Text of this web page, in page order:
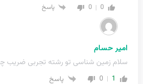
0
0 پاسخ
امیر حسام
سلام زمین شناسی تو رشته تجربی ضریب
1
0 پاسخ